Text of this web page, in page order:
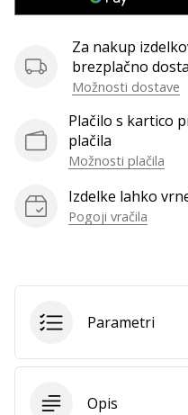
online
Pridružite
vse
Za nakup
brezplačno
Možnosti dostave
Plačilo s kartico
plačila
Možnosti plačila
Izdelke lahko
Pogoji vračila
Parametri
Opis